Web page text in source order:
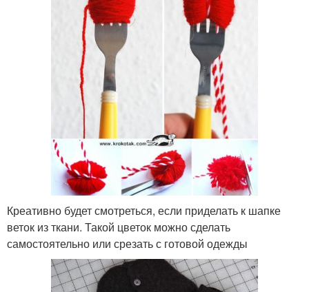
Креативно будет смотреться, если приделать к шапке
веток из ткани. Такой цветок можно сделать
самостоятельно или срезать с готовой одежды